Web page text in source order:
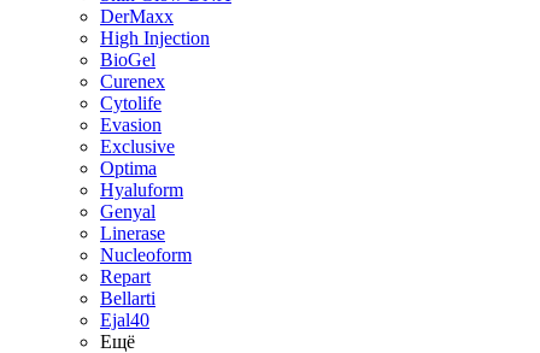
DerMaxx
High Injection
BioGel
Curenex
Cytolife
Evasion
Exclusive
Optima
Hyaluform
Genyal
Linerase
Nucleoform
Repart
Bellarti
Ejal40
Ещё